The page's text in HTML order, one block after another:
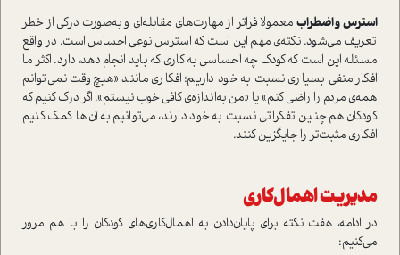
استرس و اضطراب معمولا فراتر از مهارت‌های مقابله‌ای و به‌صورت درکی از خطر
تعریف می‌شود. نکته‌ی مهم این است که استرس نوعی احساس است. در واقع
مسئله این است که کودک چه احساسی به کاری که باید انجام دهد، دارد. اکثر ما
افکار منفی بسیاری نسبت به خود داریم؛ افکاری مانند «هیچ‌وقت نمی‌توانم
همه‌ی مردم را راضی کنم» یا «من به‌اندازه‌ی کافی خوب نیستم». اگر درک کنیم که
کودکان هم چنین تفکراتی نسبت به خود دارند، می‌توانیم به آن‌ها کمک کنیم
افکاری مثبت‌تر را جایگزین کنند.
مدیریت اهمال‌کاری
در ادامه، هفت نکته برای پایان‌دادن به اهمال‌کاری‌های کودکان را با هم مرور
می‌کنیم: